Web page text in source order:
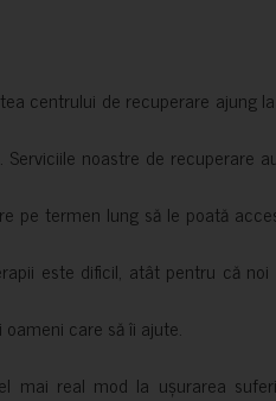
centrului de recuperare ajung
noastre de recuperare
pe termen lung să le poată
este dificil, atât pentru că
care să îi ajute.
mai real mod la ușurarea